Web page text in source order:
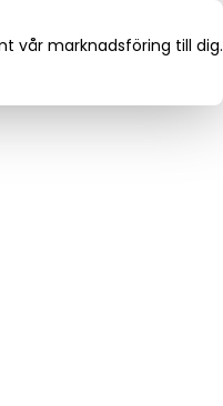
vår marknadsföring till dig.